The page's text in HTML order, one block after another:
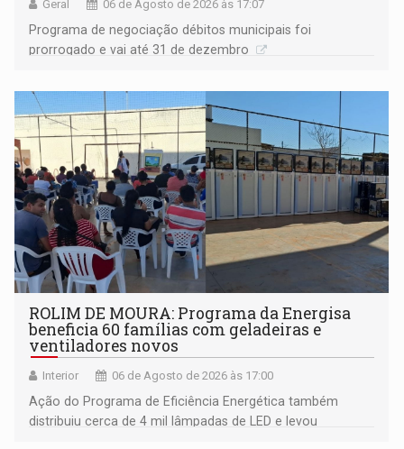
Geral 06 de Agosto de 2026 às 17:07
Programa de negociação débitos municipais foi
prorrogado e vai até 31 de dezembro
ROLIM DE MOURA: Programa da Energisa
beneficia 60 famílias com geladeiras e
ventiladores novos
Interior 06 de Agosto de 2026 às 17:00
Ação do Programa de Eficiência Energética também
distribuiu cerca de 4 mil lâmpadas de LED e levou